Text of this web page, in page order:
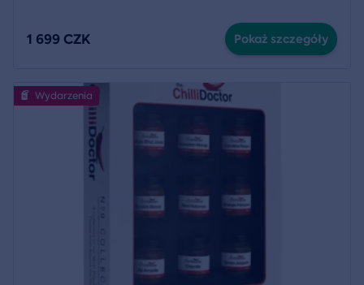
1 699 CZK Pokaż szczegóły
Wydarzenia